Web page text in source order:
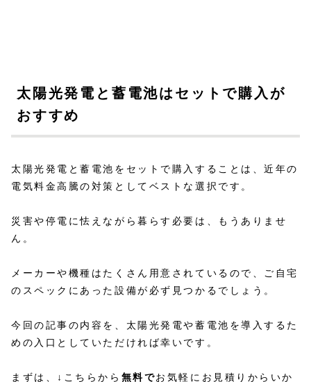
太陽光発電と蓄電池はセットで購入が
おすすめ
太陽光発電と蓄電池をセットで購入することは、近年の
電気料金高騰の対策としてベストな選択です。
災害や停電に怯えながら暮らす必要は、もうありませ
ん。
メーカーや機種はたくさん用意されているので、ご自宅
のスペックにあった設備が必ず見つかるでしょう。
今回の記事の内容を、太陽光発電や蓄電池を導入するた
めの入口としていただければ幸いです。
まずは、↓こちらから 無料でお気軽にお見積りからいか